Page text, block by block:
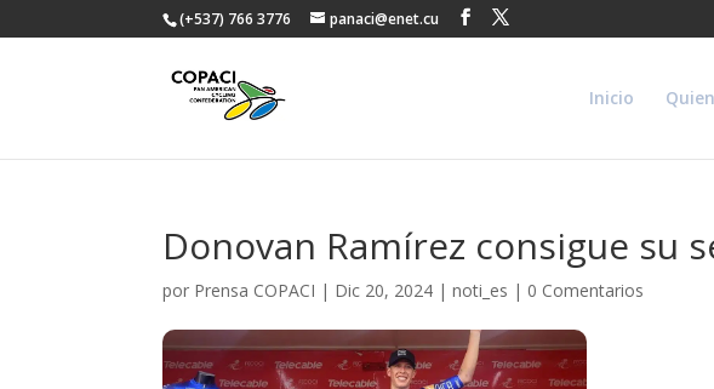
(+537) 766 3776 panaci@enet.cu
Inicio
Donovan Ramírez consigue su
por Prensa COPACI | Dic 20, 2024 |noti_es | 0 Comentarios